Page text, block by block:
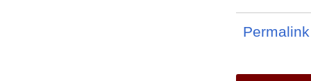
Permalink